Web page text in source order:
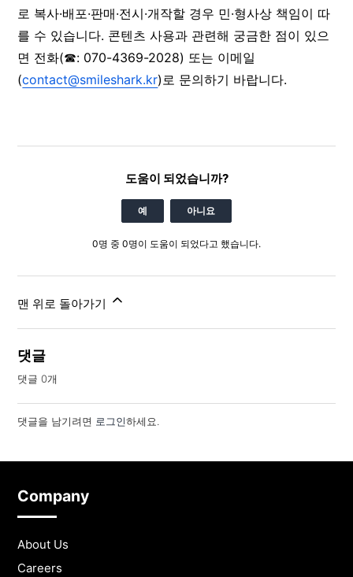
로 복사·배포·판매·전시·개작할 경우 민·형사상 책임이 따
를 수 있습니다. 콘텐츠 사용과 관련해 궁금한 점이 있으
면 전화(☎: 070-4369-2028) 또는 이메일
(contact@smileshark.kr)로 문의하기 바랍니다.
도움이 되었습니까?
예 아니요
0명 중 0명이 도움이 되었다고 했습니다.
맨 위로 돌아가기
댓글
댓글 0개
댓글을 남기려면 로그인하세요.
Company
About Us
Careers